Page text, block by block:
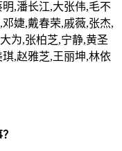
,潘长江,大张伟,毛不
婕,戴春荣,戚薇,张杰,
为,张柏芝,宁静,黄圣
,赵雅芝,王丽坤,林依